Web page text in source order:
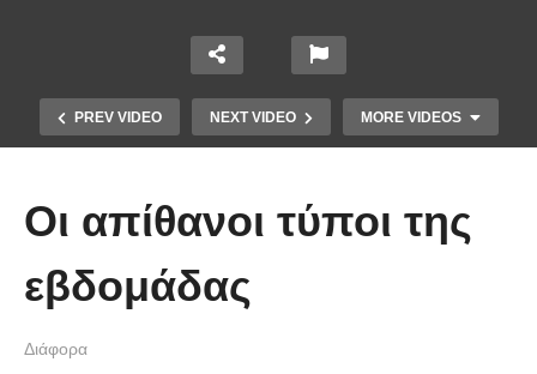
PREV VIDEO NEXT VIDEO MORE VIDEOS
Οι απίθανοι τύποι της
εβδομάδας
Διάφορα